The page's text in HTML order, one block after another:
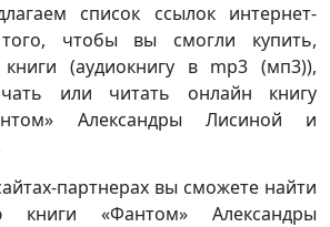
список ссылок интернет-
чтобы вы смогли купить,
(аудиокнигу в mp3 (мп3)),
или читать онлайн книгу
Александры Лисиной и
партнерах вы сможете найти
книги «Фантом» Александры